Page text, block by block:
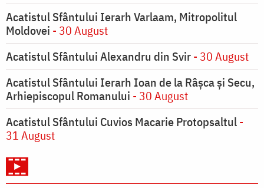
Acatistul Sfântului Ierarh Varlaam, Mitropolitul
Moldovei - 30 August
Acatistul Sfântului Alexandru din Svir- 30 August
Acatistul Sfântului Ierarh Ioan de la Râşca şi Secu,
Arhiepiscopul Romanului - 30 August
Acatistul Sfântului Cuvios Macarie Protopsaltul-
31 August